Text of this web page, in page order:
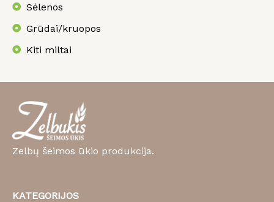
Sėlenos
Grūdai/kruopos
Kiti miltai
Zelbų šeimos ūkio produkcija.
KATEGORIJOS